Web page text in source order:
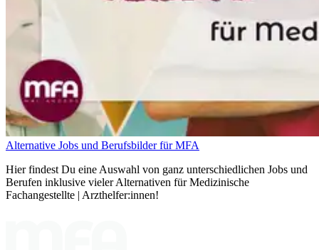
Alternative Jobs und Berufsbilder für MFA
Hier findest Du eine Auswahl von ganz unterschiedlichen Jobs und
Berufen inklusive vieler Alternativen für Medizinische
Fachangestellte | Arzthelfer:innen!